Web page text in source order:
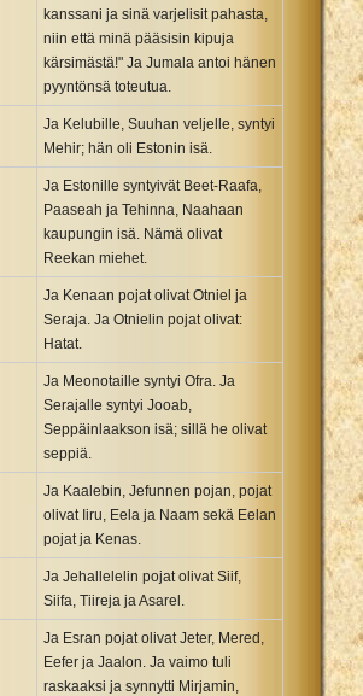
kanssani ja sinä varjelisit pahasta,
niin että minä pääsisin kipuja
kärsimästä!" Ja Jumala antoi hänen
pyyntönsä toteutua.
Ja Kelubille, Suuhan veljelle, syntyi
Mehir; hän oli Estonin isä.
Ja Estonille syntyivät Beet-Raafa,
Paaseah ja Tehinna, Naahaan
kaupungin isä. Nämä olivat
Reekan miehet.
Ja Kenaan pojat olivat Otniel ja
Seraja. Ja Otnielin pojat olivat:
Hatat.
Ja Meonotaille syntyi Ofra. Ja
Serajalle syntyi Jooab,
Seppäinlaakson isä; sillä he olivat
seppiä.
Ja Kaalebin, Jefunnen pojan, pojat
olivat Iiru, Eela ja Naam sekä Eelan
pojat ja Kenas.
Ja Jehallelelin pojat olivat Siif,
Siifa, Tiireja ja Asarel.
Ja Esran pojat olivat Jeter, Mered,
Eefer ja Jaalon. Ja vaimo tuli
raskaaksi ja synnytti Mirjamin,